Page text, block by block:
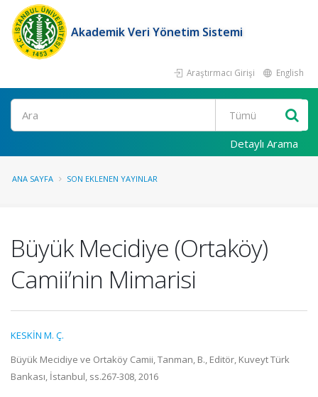
Akademik Veri Yönetim Sistemi
Araştırmacı Girişi English
Ara
Detaylı Arama
ANA SAYFA SON EKLENEN YAYINLAR
Büyük Mecidiye (Ortaköy)
Camii’nin Mimarisi
KESKİN M. Ç.
Büyük Mecidiye ve Ortaköy Camii, Tanman, B., Editör, Kuveyt Türk
Bankası, İstanbul, ss.267-308, 2016